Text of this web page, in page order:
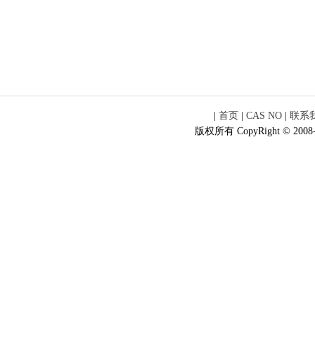
首页 CAS NO
联系
版权所有 CopyRight ©